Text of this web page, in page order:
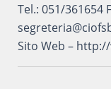
Tel.: 051/361654
Sito Web –